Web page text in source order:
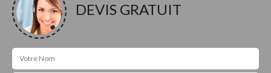
DEVIS GRATUIT